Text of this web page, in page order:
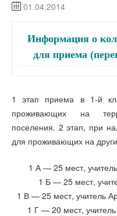
Центр «Точка роста»
Родителям
01.04.2014
Информация о
для приема
1 этап приема в 1-й
проживающих на
поселения. 2 этап, при
для проживающих на
1 А — 25 мест,
1 Б — 25 мест,
1 В — 25 мест, учитель
1 Г — 20 мест,